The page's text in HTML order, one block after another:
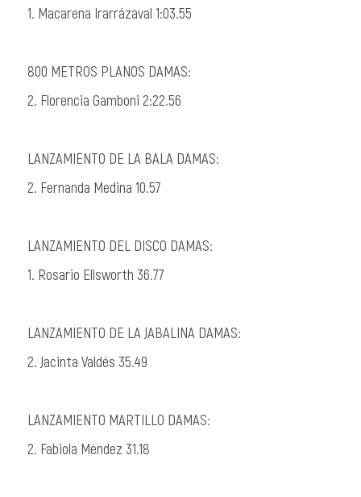
1. Macarena Irarrázaval 1:03.55
800 METROS PLANOS DAMAS:
2. FlorenciaGamboni 2:22.56
LANZAMIENTO DE LA BALA DAMAS:
2. Fernanda Medina 10.57
LANZAMIENTO DEL DISCO DAMAS:
1. Rosario Ellsworth 36.77
LANZAMIENTO DE LA JABALINA DAMAS:
2. Jacinta Valdés 35.49
LANZAMIENTO MARTILLO DAMAS:
2. Fabiola Méndez 31.18